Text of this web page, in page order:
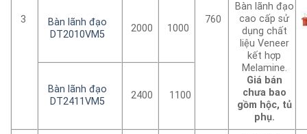
3 760
Bàn lãnh đạo
DT2010VM5
2000 1000
Bàn lãnh đạo
cao cấp sử
dụng chất
liệu Veneer
kết hợp
Melamine.
Giá bán
chưa bao
gồm hộc, tủ
phụ.
Bàn lãnh đạo
DT2411VM5
2400 1100